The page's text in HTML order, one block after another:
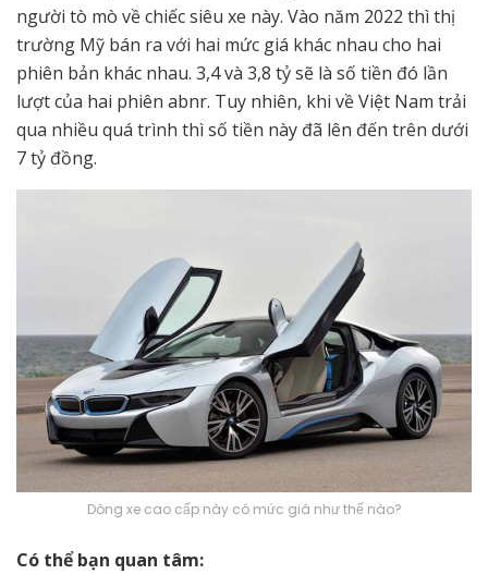
người tò mò về chiếc siêu xe này. Vào năm 2022 thì thị
trường Mỹ bán ra với hai mức giá khác nhau cho hai
phiên bản khác nhau. 3,4 và 3,8 tỷ sẽ là số tiền đó lần
lượt của hai phiên abnr. Tuy nhiên, khi về Việt Nam trải
qua nhiều quá trình thì số tiền này đã lên đến trên dưới
7 tỷ đồng.
Dòng xe cao cấp này có mức giá như thế nào?
Có thể bạn quan tâm: